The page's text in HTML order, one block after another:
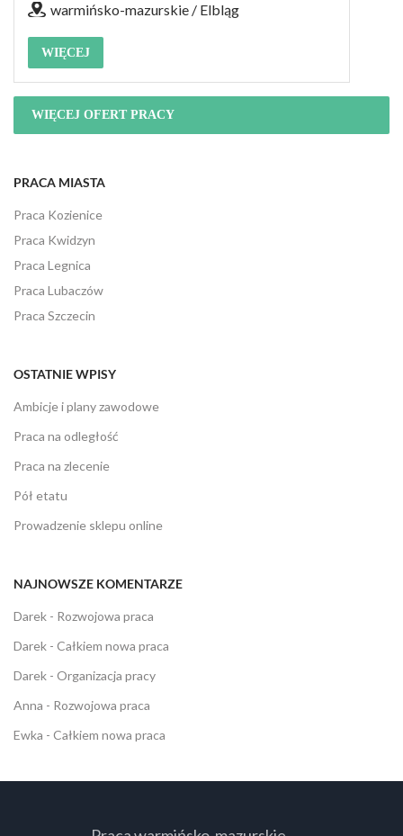
warmińsko-mazurskie / Elbląg
WIĘCEJ
WIĘCEJ OFERT PRACY
PRACA MIASTA
Praca Kozienice
Praca Kwidzyn
Praca Legnica
Praca Lubaczów
Praca Szczecin
OSTATNIE WPISY
Ambicje i plany zawodowe
Praca na odległość
Praca na zlecenie
Pół etatu
Prowadzenie sklepu online
NAJNOWSZE KOMENTARZE
Darek - Rozwojowa praca
Darek - Całkiem nowa praca
Darek - Organizacja pracy
Anna - Rozwojowa praca
Ewka - Całkiem nowa praca